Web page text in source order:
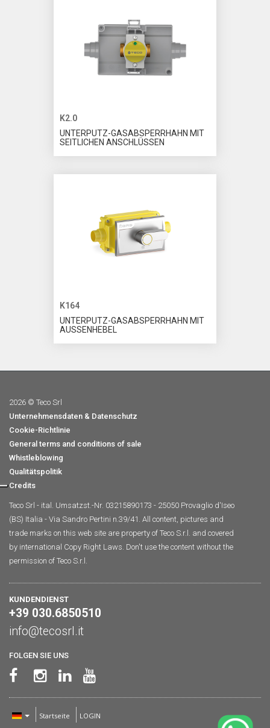
K2.0
UNTERPUTZ-GASABSPERRHAHN MIT
SEITLICHEN ANSCHLÜSSEN
K164
UNTERPUTZ-GASABSPERRHAHN MIT
AUSSENHEBEL
2026 © Teco Srl
Unternehmensdaten & Datenschutz
Cookie-Richtlinie
General terms and conditions of sale
Whistleblowing
Qualitätspolitik
Credits
Teco Srl - ital. Umsatzst.-Nr. 03215890173 - 25050 Provaglio d'Iseo
(BS) Italia - Via Sandro Pertini n.39/41. All content, pictures and
trade marks on this web site are property of Teco S.r.l. and covered
by international Copy Right Laws. Don't use the content without the
permission of Teco S.r.l.
KUNDENDIENST
+39 030.6850510
info@tecosrl.it
FOLGEN SIE UNS
Startseite LOGIN